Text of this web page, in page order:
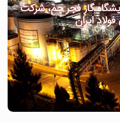
گاز فجر جم، شرکت
ایران